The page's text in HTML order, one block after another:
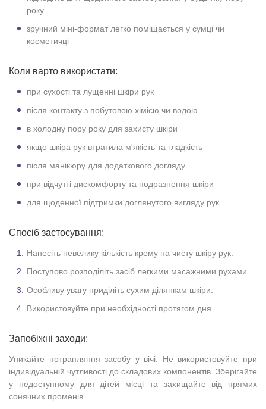
року
зручний міні-формат легко поміщається у сумці чи
косметичці
Коли варто використати:
при сухості та лущенні шкіри рук
після контакту з побутовою хімією чи водою
в холодну пору року для захисту шкіри
якщо шкіра рук втратила м'якість та гладкість
після манікюру для додаткового догляду
при відчутті дискомфорту та подразнення шкіри
для щоденної підтримки доглянутого вигляду рук
Спосіб застосування:
Нанесіть невелику кількість крему на чисту шкіру рук.
Поступово розподіліть засіб легкими масажними рухами.
Особливу увагу приділіть сухим ділянкам шкіри.
Використовуйте при необхідності протягом дня.
Запобіжні заходи:
Уникайте потрапляння засобу у вічі. Не використовуйте при
індивідуальній чутливості до складових компонентів. Зберігайте
у недоступному для дітей місці та захищайте від прямих
сонячних променів.